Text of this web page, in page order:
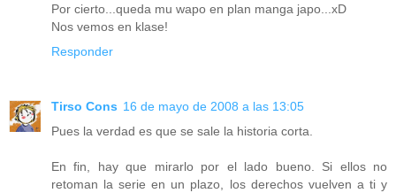
Por cierto...queda mu wapo en plan manga japo...xD
Nos vemos en klase!
Responder
Tirso Cons 16 de mayo de 2008 a las 13:05
Pues la verdad es que se sale la historia corta.
En fin, hay que mirarlo por el lado bueno. Si ellos no
retoman la serie en un plazo, los derechos vuelven a ti y